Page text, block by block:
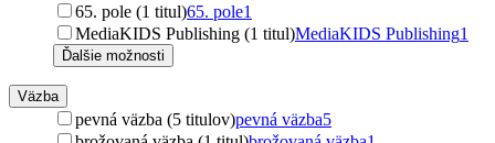
65. pole (1 titul)65. pole1
MediaKIDS Publishing (1 titul)MediaKIDS Publishing1
Ďalšie možnosti
Väzba
pevná väzba (5 titulov)pevná väzba5